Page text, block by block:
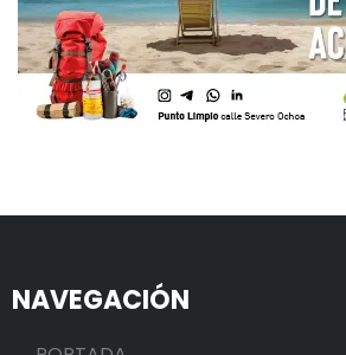
NAVEGACIÓN